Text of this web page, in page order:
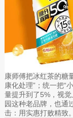
康师傅把冰红茶的糖
康化处理”；统一把“
量提升到了5%，视
园这种老品牌，也通
击：用实惠打败精致。